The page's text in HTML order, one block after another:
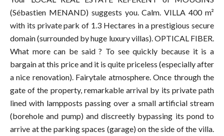
(Sébastien MENAND) suggests you. Calm. VILLA 400 m²
with its private park of 1.3 Hectares in a prestigious secure
domain (surrounded by huge luxury villas). OPTICAL FIBER.
What more can be said ? To see quickly because it is a
bargain at this price and it is quite priceless (especially after
a nice renovation). Fairytale atmosphere. Once through the
gate of the property, remarkable arrival by its private path
lined with lampposts passing over a small artificial stream
(borehole and pump) and discreetly bypassing its pond to
arrive at the parking spaces (garage) on the side of the villa.